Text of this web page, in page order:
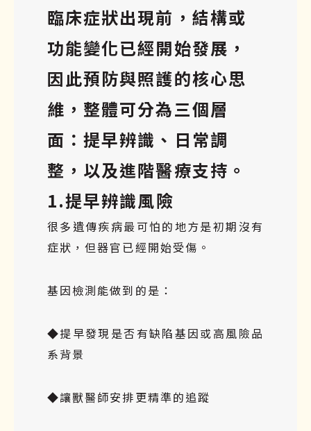
臨床症狀出現前，結構或
功能變化已經開始發展，
因此預防與照護的核心思
維，整體可分為三個層
面：提早辨識、日常調
整，以及進階醫療支持。
1.提早辨識風險
很多遺傳疾病最可怕的地方是初期沒有
症狀，但器官已經開始受傷。
基因檢測能做到的是：
◆提早發現是否有缺陷基因或高風險品
系背景
◆讓獸醫師安排更精準的追蹤